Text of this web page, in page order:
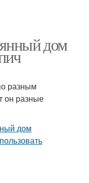
дом
разным
он разные